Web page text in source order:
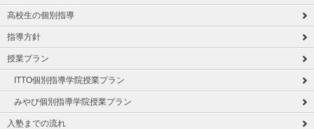
高校生の個別指導
指導方針
授業プラン
ITTO個別指導学院授業プラン
みやび個別指導学院授業プラン
入塾までの流れ